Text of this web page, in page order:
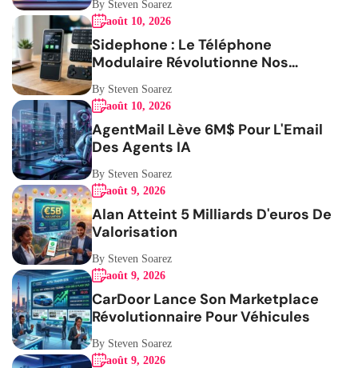
By Steven Soarez
août 10, 2026
Sidephone : Le Téléphone
Modulaire Révolutionne Nos
Habitudes
By Steven Soarez
août 10, 2026
AgentMail Lève 6M$ Pour L'Email
Des Agents IA
By Steven Soarez
août 9, 2026
Alan Atteint 5 Milliards D'euros De
Valorisation
By Steven Soarez
août 9, 2026
CarDoor Lance Son Marketplace
Révolutionnaire Pour Véhicules
By Steven Soarez
août 9, 2026